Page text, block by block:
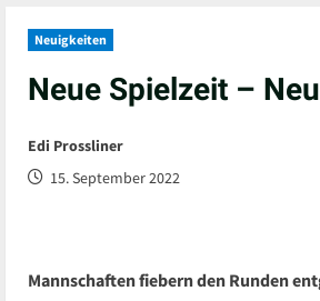
Neuigkeiten
Neue Spielzeit –
Edi Prossliner
15. September 2022
Mannschaften fiebern den Runden